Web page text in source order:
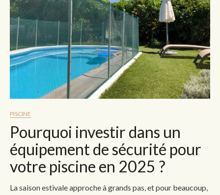
PISCINE
Pourquoi investir dans un
équipement de sécurité pour
votre piscine en 2025 ?
La saison estivale approche à grands pas, et pour beaucoup,